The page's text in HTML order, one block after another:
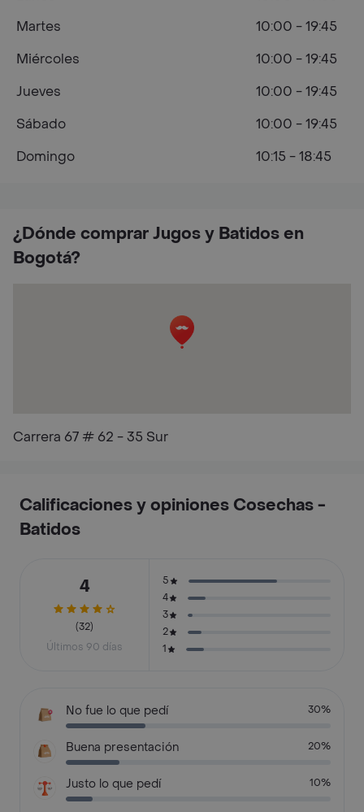
¿Dónde comprar Jugos y Batidos en
Bogotá?
Carrera 67 # 62 - 35 Sur
Martes
10:00 - 19:45
Miércoles
10:00 - 19:45
Jueves
10:00 - 19:45
Sábado
10:00 - 19:45
Domingo
10:15 - 18:45
Calificaciones y opiniones Cosechas -
Batidos
4
(32)
Últimos 90 días
5
4
3
2
1
No fue lo que pedí 30%
Buena presentación 20%
Justo lo que pedí 10%